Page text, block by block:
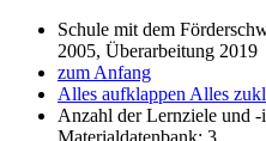
Schule mit dem
2005, Überarbeitung 2019
zum Anfang
Alles aufklappen Alles
Anzahl der Lernziele und
Materialdatenbank: 3